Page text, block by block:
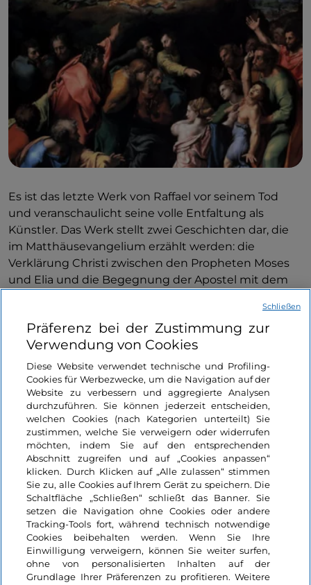
Es ist das letzte Werk von Raffael vor seinem Tod
und veranschaulicht seine volle Entfaltung als
Künstler. Das Werk stellt zwei Geschichten dar, die
im Matthäusevangelium erzählt werden: die
Verklärung Christi zwischen den Propheten Moses
und Elia und die Begegnung der Apostel mit dem
ordentlich an der Oberseite, dynamisch und
dramatisch an der Unterseite mit einem sehr
theatralischen Effekt. Das Werk kann in der
VatikanischenPinakothek bewundert werden.
Es ist erwähnenswert, dass Raffaeleiner der
größten Künstler der italienischen Renaissance
war, nicht nur als Maler, sondern auch alsArchitekt
Im Jahr 1514, nach dem Tod von Bramante, wurde er
zum Chefarchitekten auf der Baustelle des
Petersdomsernannt: Als innovativer Architekt
ersetzte Raffael den griechischen Kreuzplan durch
den lateinischen Kreuzplan und verlieh der Kirche
einen akzentuierten Hell-Dunkel-Effekt aus der
Malerei. Raffael hat auch weitere religiöseGebäude
in Rom(wie die Cappella Chigi und die Kirche
Mehr anzeigen
Spiritualität
Der Petersdom
Präferenz bei der Zustimmung zur
Verwendung von Cookies
Diese Website verwendet technische und Profiling-
Cookies für Werbezwecke, um die Navigation auf der
Website zu verbessern und aggregierte Analysen
durchzuführen. Sie können jederzeit entscheiden,
welchen Cookies (nach Kategorien unterteilt) Sie
zustimmen, welche Sie verweigern oder widerrufen
möchten, indem Sie auf den entsprechenden
Abschnitt zugreifen und auf „Cookies anpassen“
klicken. Durch Klicken auf „Alle zulassen“ stimmen
Sie zu, alle Cookies auf Ihrem Gerät zu speichern. Die
Schaltfläche „Schließen“ schließt das Banner. Sie
setzen die Navigation ohne Cookies oder andere
Tracking-Tools fort, während technisch notwendige
Cookies beibehalten werden. Wenn Sie Ihre
Einwilligung verweigern, können Sie weiter surfen,
ohne von personalisierten Inhalten auf der
Grundlage Ihrer Präferenzen zu profitieren. Weitere
Schließen